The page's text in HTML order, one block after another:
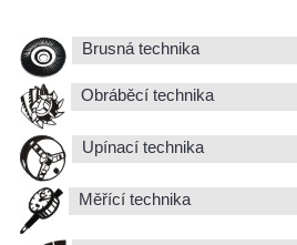
Brusná technika
Obráběcí technika
Upínací technika
Měřící technika